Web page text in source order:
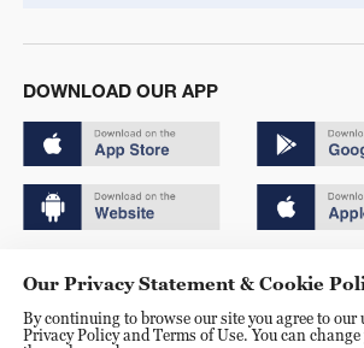
DOWNLOAD OUR APP
京ICP备20000184号
Our Privacy Statement & Cookie
By continuing to browse our site you agree to our
Privacy Policy and Terms of Use. You can